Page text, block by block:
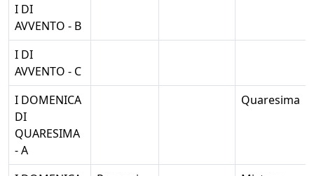
I DI
AVVENTO - B
I DI
AVVENTO - C
I DOMENICA
DI
QUARESIMA
- A
Quaresima